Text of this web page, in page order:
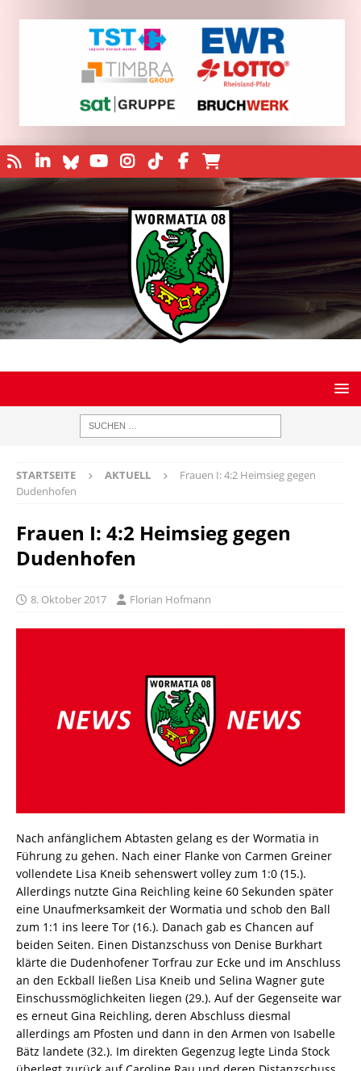
STARTSEITE AKTUELL
Frauen I: 4:2 Heimsieg gegen
Dudenhofen
Frauen I: 4:2 Heimsieg gegen
Dudenhofen
8. Oktober 2017 Florian Hofmann
Nach anfänglichem Abtasten gelang es der Wormatia in
Führung zu gehen. Nach einer Flanke von Carmen Greiner
vollendete Lisa Kneib sehenswert volley zum 1:0 (15.).
Allerdings nutzte Gina Reichling keine 60 Sekunden später
eine Unaufmerksamkeit der Wormatia und schob den Ball
zum 1:1 ins leere Tor (16.). Danach gab es Chancen auf
beiden Seiten. Einen Distanzschuss von Denise Burkhart
klärte die Dudenhofener Torfrau zur Ecke und im Anschluss
an den Eckball ließen Lisa Kneib und Selina Wagner gute
Einschussmöglichkeiten liegen (29.). Auf der Gegenseite war
es erneut Gina Reichling, deren Abschluss diesmal
allerdings am Pfosten und dann in den Armen von Isabelle
Bätz landete (32.). Im direkten Gegenzug legte Linda Stock